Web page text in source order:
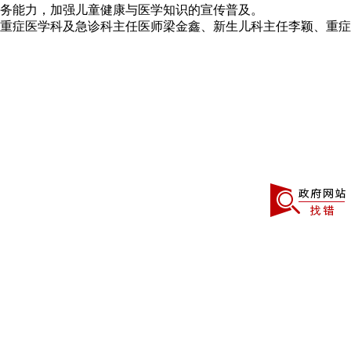
力，加强儿童健康与医学知识的宣传普及。
症医学科及急诊科主任医师梁金鑫、新生儿科主任李颖、重症